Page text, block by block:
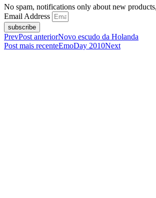
No spam, notifications only about new
Email Address
subscribe
PrevPost anteriorNovo escudo da Holanda
Post mais recenteEmoDay 2010Next